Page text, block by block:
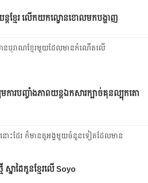
តខ្មែរ លើកយកល្ខោនខោលមកបង្ហាញ
នបុរាណខ្មែរមួយដែលមានកំណើតលើ
ការបញ្ចាំងភាពយន្តឯកសារក្បាច់គុនល្បុកតោ
ោះដែរ ក៏មានតួអង្គមួយចំនួនទៀតដែលមាន
នាដៃកូនខ្មែរលើ Soyo